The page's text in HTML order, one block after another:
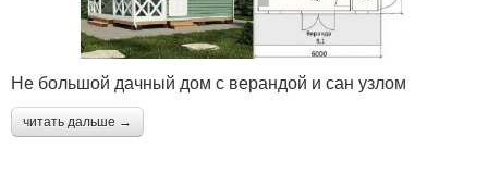
Не большой дачный дом с верандой и сан узлом
читать дальше →